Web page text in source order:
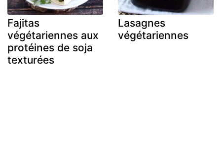
Fajitas
végétariennes aux
protéines de soja
texturées
Lasagnes
végétariennes